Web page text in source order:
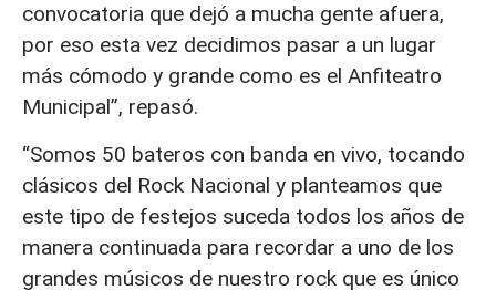
convocatoria que dejó a mucha gente afuera,
por eso esta vez decidimos pasar a un lugar
más cómodo y grande como es el Anfiteatro
Municipal”, repasó.
“Somos 50 bateros con banda en vivo, tocando
clásicos del Rock Nacional y planteamos que
este tipo de festejos suceda todos los años de
manera continuada para recordar a uno de los
grandes músicos de nuestro rock que es único